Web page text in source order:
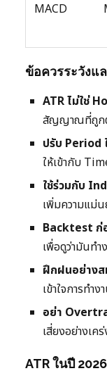
MACD
ข้อควรระวังแ
ATR ไม่ใช่
สัญญาณที่ถูก
ปรับ Period
ให้เข้ากับ
ใช้ร่วมกับ
เพิ่มความแม่น
Backtest ก่
เพื่อดูว่ามันท
ฝึกฝนอย่างส
เข้าใจการทำ
อย่า
เสี่ยงอย่างเค
ATR ในปี